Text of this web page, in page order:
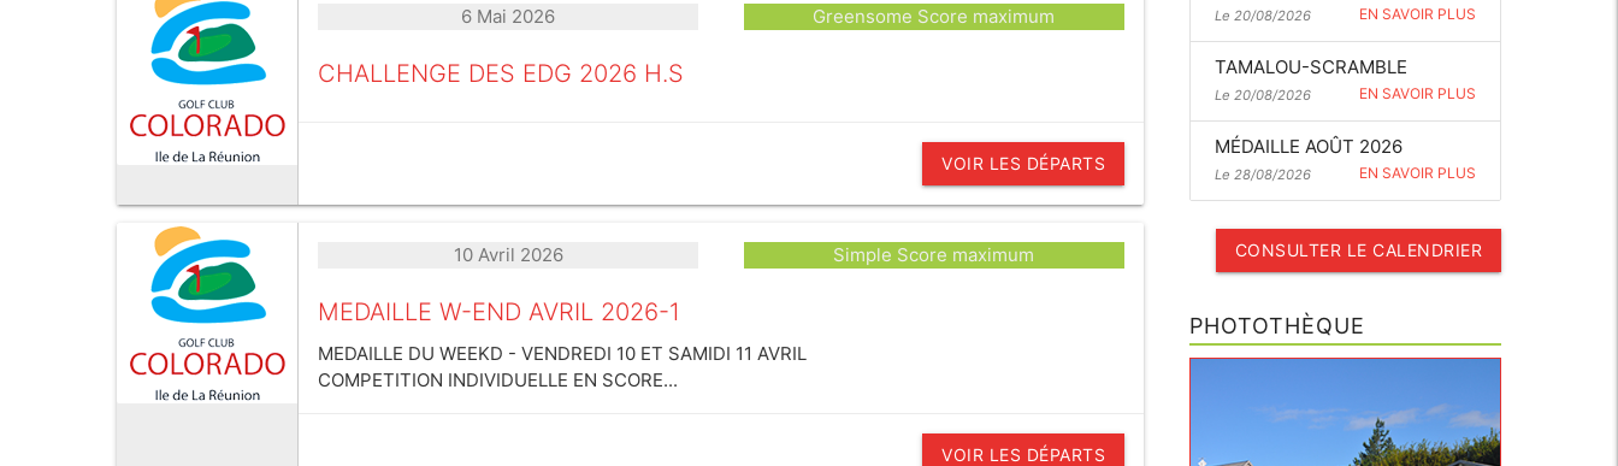
6 Mai 2026 Greensome Score maximum
CHALLENGE DES EDG 2026 H.S
VOIR LES DÉPARTS
10 Avril 2026 Simple Score maximum
MEDAILLE W-END AVRIL 2026-1
MEDAILLE DU WEEKD - VENDREDI 10 ET SAMIDI 11 AVRIL
COMPETITION INDIVIDUELLE EN SCORE...
VOIR LES DÉPARTS
Le 20/08/2026 EN SAVOIR PLUS
TAMALOU-SCRAMBLE
Le 20/08/2026 EN SAVOIR PLUS
MÉDAILLE AOÛT 2026
Le 28/08/2026 EN SAVOIR PLUS
CONSULTER LE CALENDRIER
PHOTOTHÈQUE